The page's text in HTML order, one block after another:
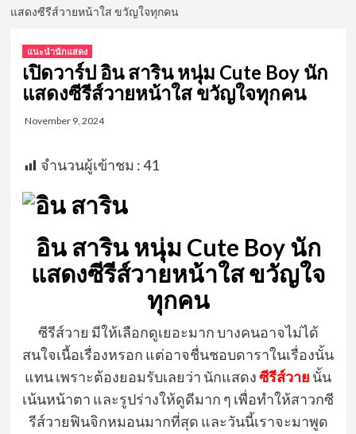
แสดงซีรีส์วายหน้าใส ขวัญใจทุกคน
แนะนำนักแสดง
เปิดวาร์ป อิน สาริน หนุ่ม Cute Boy นัก
แสดงซีรีส์วายหน้าใส ขวัญใจทุกคน
November 9, 2024
จำนวนผู้เข้าชม :41
อิน สาริน หนุ่ม Cute Boy นัก
แสดงซีรีส์วายหน้าใส ขวัญใจ
ทุกคน
ซีรีส์วาย มีให้เลือกดูเยอะมาก บางคนอาจไม่ได้
สนใจเนื้อเรื่องหรอก แต่อาจชื่นชอบดาราในเรื่องนั้น
แทน เพราะต้องยอมรับเลยว่า นักแสดงซีรีส์วาย นั้น
เน้นหน้าตา และรูปร่างให้ดูดีมาก ๆ เพื่อทำให้สาวกซี
รีส์วายฟินจิกหมอนมากที่สุด และวันนี้เราจะมาพูด